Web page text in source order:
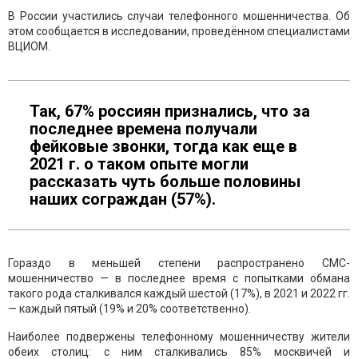
В России участились случаи телефонного мошенничества. Об
этом сообщается в исследовании, проведённом специалистами
ВЦИОМ.
Так, 67% россиян признались, что за
последнее времена получали
фейковые звонки, тогда как еще в
2021 г. о таком опыте могли
рассказать чуть больше половины
наших сограждан (57%).
Гораздо в меньшей степени распространено СМС-
мошенничество — в последнее время с попытками обмана
такого рода сталкивался каждый шестой (17%), в 2021 и 2022 гг.
— каждый пятый (19% и 20% соответственно).
Наиболее подвержены телефонному мошенничеству жители
обеих столиц: с ним сталкивались 85% москвичей и